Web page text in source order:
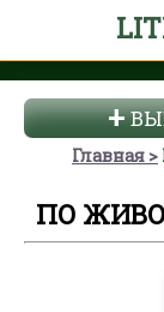
Главная
ПО